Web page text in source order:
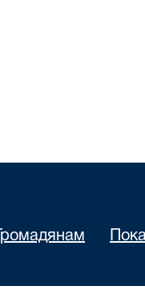
Громадянам